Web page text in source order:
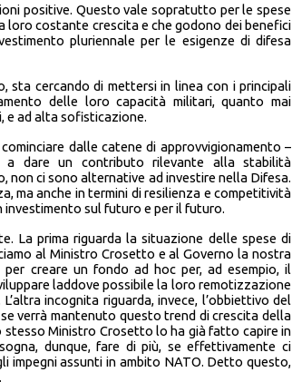
positive. Questo vale sopratutto per le spese
loro costante crescita e che godono dei benefici
pluriennale per le esigenze di difesa
sta cercando di mettersi in linea con i principali
delle loro capacità militari, quanto mai
e ad alta sofisticazione.
dalle catene di approvvigionamento –
a dare un contributo rilevante alla stabilità
non ci sono alternative ad investire nella Difesa.
ma anche in termini di resilienza e competitività
investimento sul futuro e per il futuro.
La prima riguarda la situazione delle spese di
al Ministro Crosetto e al Governo la nostra
creare un fondo ad hoc per, ad esempio, il
laddove possibile la loro remotizzazione
incognita riguarda, invece, l’obbiettivo del
verrà mantenuto questo trend di crescita della
Ministro Crosetto lo ha già fatto capire in
dunque, fare di più, se effettivamente ci
impegni assunti in ambito NATO. Detto questo,